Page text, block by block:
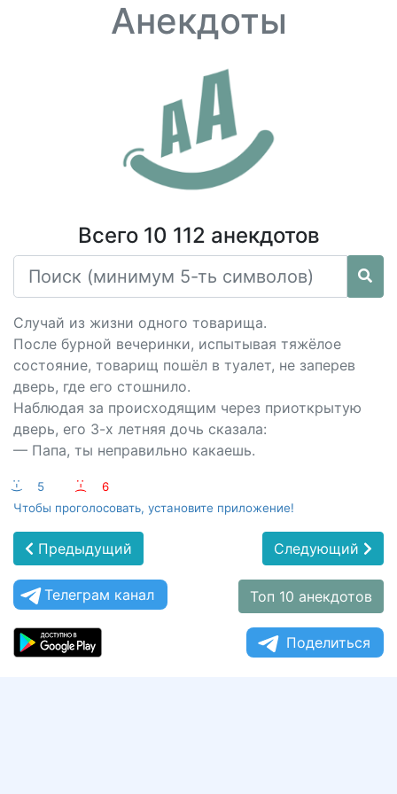
Анекдоты
Всего 10 112 анекдотов
Случай из жизни одного товарища.
После бурной вечеринки, испытывая тяжёлое
состояние, товарищ пошёл в туалет, не заперев
дверь, где его стошнило.
Наблюдая за происходящим через приоткрытую
дверь, его 3-х летняя дочь сказала:
— Папа, ты неправильно какаешь.
:-) 5 :-(
6
Чтобы проголосовать, установите приложение!
Предыдущий Следующий
Телеграм канал Топ 10 анекдотов
Поделиться